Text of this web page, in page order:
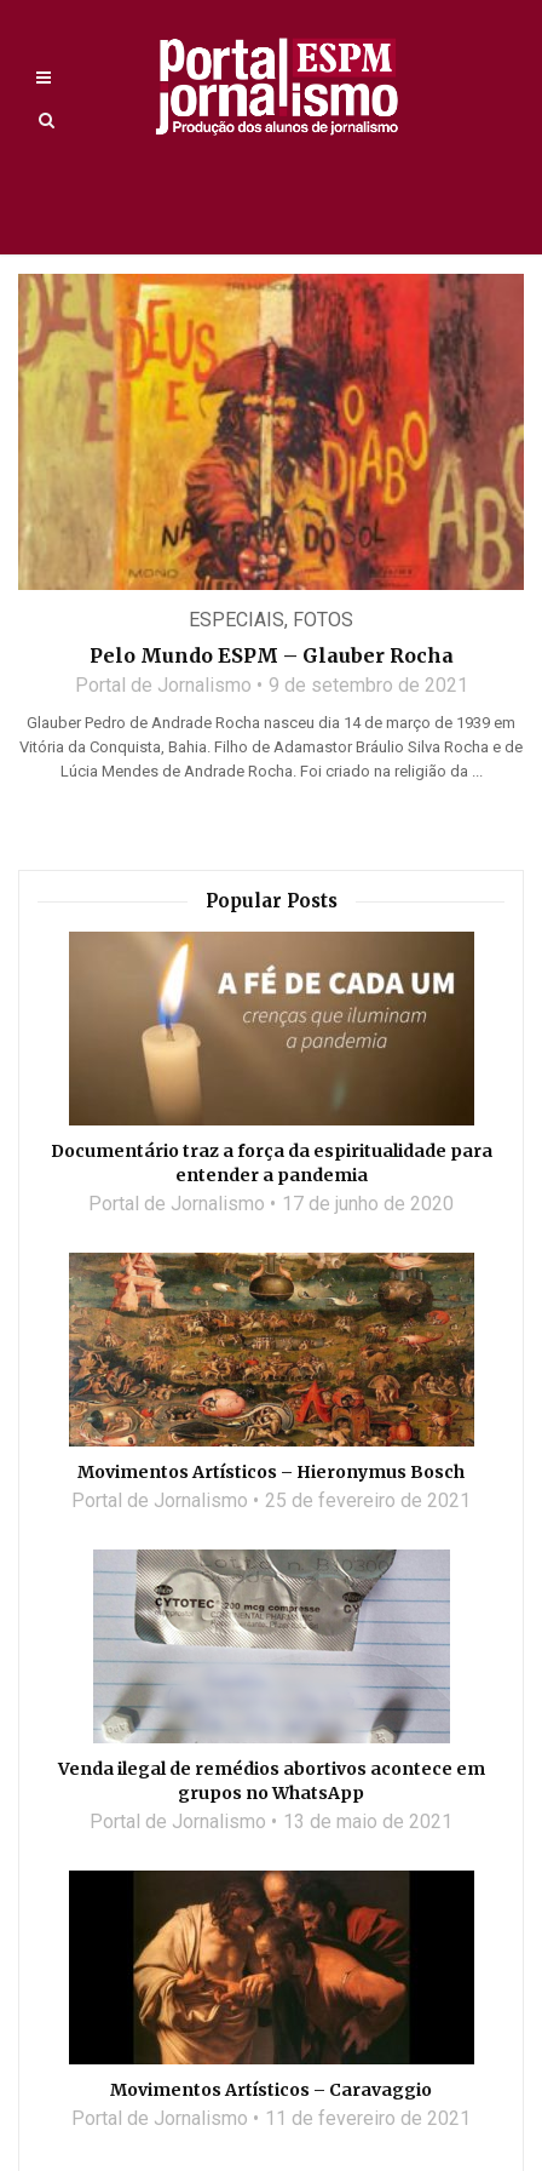
ESPECIAIS, FOTOS
Pelo Mundo ESPM – Glauber Rocha
Portal de Jornalismo 9 de setembro de 2021
Glauber Pedro de Andrade Rocha nasceu dia 14 de março de 1939 em
Vitória da Conquista, Bahia. Filho de Adamastor Bráulio Silva Rocha e de
Lúcia Mendes de Andrade Rocha. Foi criado na religião da ...
Popular Posts
Documentário traz a força da espiritualidade para
entender a pandemia
Portal de Jornalismo 17 de junho de 2020
Movimentos Artísticos – Hieronymus Bosch
Portal de Jornalismo 25 de fevereiro de 2021
Venda ilegal de remédios abortivos acontece em
grupos no WhatsApp
Portal de Jornalismo 13 de maio de 2021
Movimentos Artísticos – Caravaggio
Portal de Jornalismo 11 de fevereiro de 2021